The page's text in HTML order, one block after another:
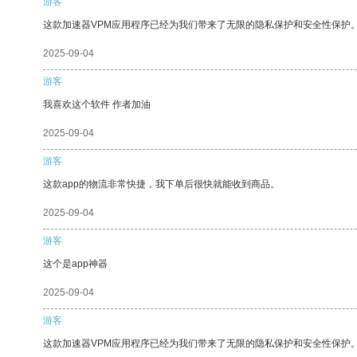
这款加速器VPM应用程序已经为我们带来了无限的隐私保护和安全性保护
2025-09-04
游客
我喜欢这个软件 作者加油
2025-09-04
游客
这款app的物流非常快捷，我下单后很快就能收到商品。
2025-09-04
游客
这个是app神器
2025-09-04
游客
这款加速器VPM应用程序已经为我们带来了无限的隐私保护和安全性保护